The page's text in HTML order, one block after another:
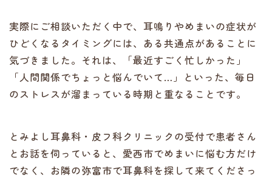
実際にご相談いただく中で、耳鳴りやめまいの症状が
ひどくなるタイミングには、ある共通点があることに
気づきました。それは、「最近すごく忙しかった」
「人間関係でちょっと悩んでいて…」といった、毎日
のストレスが溜まっている時期と重なることです。
とみよし耳鼻科・皮フ科クリニックの受付で患者さん
とお話を伺っていると、愛西市でめまいに悩む方だけ
でなく、お隣の弥富市で耳鼻科を探して来てくださっ